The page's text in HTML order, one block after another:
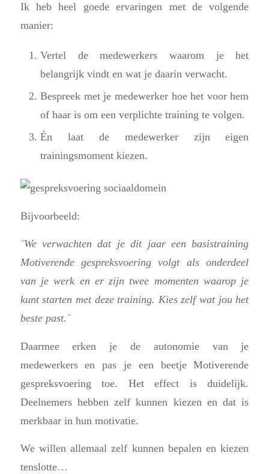
Ik heb heel goede ervaringen met de volgende
manier:
Vertel de medewerkers waarom je het
belangrijk vindt en wat je daarin verwacht.
Bespreek met je medewerker hoe het voor hem
of haar is om een verplichte training te volgen.
Én laat de medewerker zijn eigen
trainingsmoment kiezen.
Bijvoorbeeld:
¨We verwachten dat je dit jaar een basistraining
Motiverende gespreksvoering volgt als onderdeel
van je werk en er zijn twee momenten waarop je
kunt starten met deze training. Kies zelf wat jou het
beste past.¨
Daarmee erken je de autonomie van je
medewerkers en pas je een beetje Motiverende
gespreksvoering toe. Het effect is duidelijk.
Deelnemers hebben zelf kunnen kiezen en dat is
merkbaar in hun motivatie.
We willen allemaal zelf kunnen bepalen en kiezen
tenslotte…